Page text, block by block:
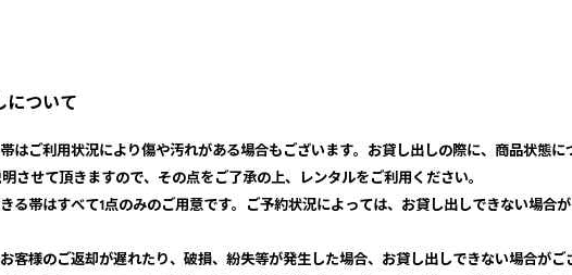
について
はご利用状況により傷や汚れがある場合もございます。お貸し出しの際に、商品状態に
させて頂きますので、その点をご了承の上、レンタルをご利用ください。
る帯はすべて1点のみのご用意です。ご予約状況によっては、お貸し出しできない場合
客様のご返却が遅れたり、破損、紛失等が発生した場合、お貸し出しできない場合がご